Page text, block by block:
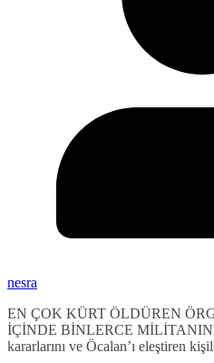
nesra
EN ÇOK KÜRT ÖLDÜREN
İÇİNDE BİNLERCE
kararlarını ve Öcalan’ı eleştiren